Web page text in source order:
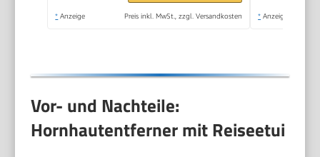
mit Sofort-Effekt.
* Anzeige Preis inkl. MwSt., zzgl. Versandkosten * Anzeige
Vor- und Nachteile:
Hornhautentferner mit Reiseetui